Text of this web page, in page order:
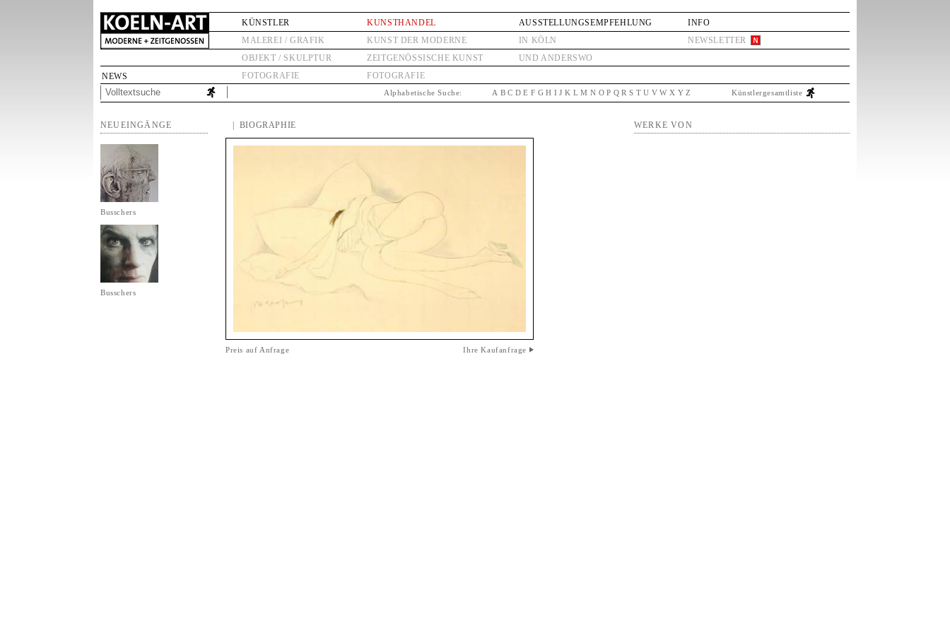
NEWS
KÜNSTLER
MALEREI / GRAFIK
OBJEKT / SKULPTUR
FOTOGRAFIE
KUNSTHANDEL
KUNST DER MODERNE
ZEITGENÖSSISCHE KUNST
FOTOGRAFIE
AUSSTELLUNGSEMPFEHLUNG
IN KÖLN
UND ANDERSWO
INFO
NEWSLETTER
Alphabetische Suche: A B C D E F G H I J K L M N O P Q R S T U V W X Y Z Künstlergesamtliste
NEUEINGÄNGE
Busschers
Busschers
| BIOGRAPHIE
Preis auf Anfrage Ihre Kaufanfrage
WERKE VON